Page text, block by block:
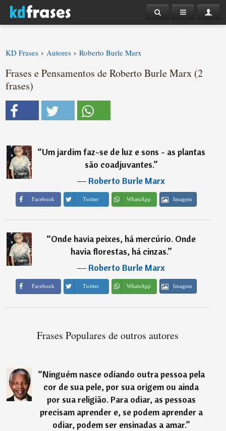
KD Frases › Autores › Roberto Burle Marx
Frases e Pensamentos de Roberto Burle Marx (2
frases)
“Um jardim faz-se de luz e sons - as plantas
são coadjuvantes.”
―Roberto Burle Marx
Facebook Twitter WhatsApp Imagem
“Onde havia peixes, há mercúrio. Onde
havia florestas, há cinzas.”
―Roberto Burle Marx
Facebook Twitter WhatsApp Imagem
Frases Populares de outros autores
“Ninguém nasce odiando outra pessoa pela
cor de sua pele, por sua origem ou ainda
por sua religião. Para odiar, as pessoas
precisam aprender e, se podem aprender a
odiar, podem ser ensinadas a amar.”